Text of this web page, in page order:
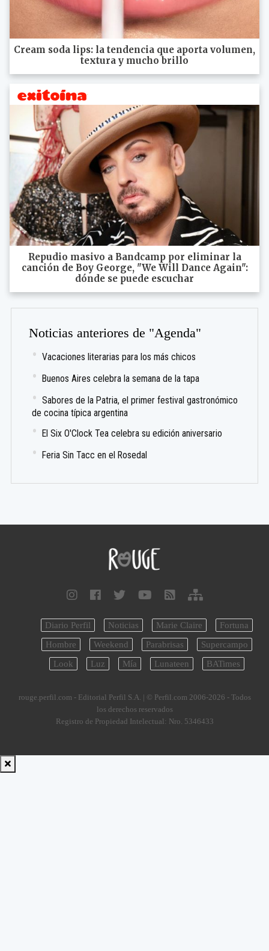
Cream soda lips: la tendencia que aporta volumen,
textura y mucho brillo
Repudio masivo a Bandcamp por eliminar la
canción de Boy George, "We Will Dance Again":
dónde se puede escuchar
Noticias anteriores de "Agenda"
Vacaciones literarias para los más chicos
Buenos Aires celebra la semana de la tapa
Sabores de la Patria, el primer festival gastronómico
de cocina típica argentina
El Six O'Clock Tea celebra su edición aniversario
Feria Sin Tacc en el Rosedal
Diario Perfil Noticias Marie Claire
Fortuna
Hombre
Weekend Parabrisas
Supercampo
Look
Luz Mía Lunateen BATimes
rouge.perfil.com - Editorial Perfil S.A. | © Perfil.com 2006-2026 - Todos
los derechos reservados
Registro de Propiedad Intelectual: Nro. 5346433